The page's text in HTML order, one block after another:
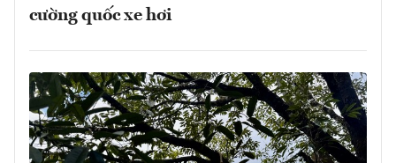
cường quốc xe hơi